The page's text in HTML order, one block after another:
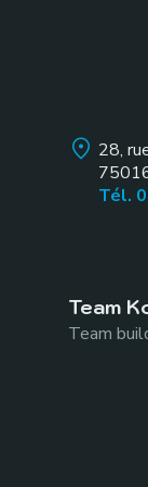
28,
Tél.
Team
Team